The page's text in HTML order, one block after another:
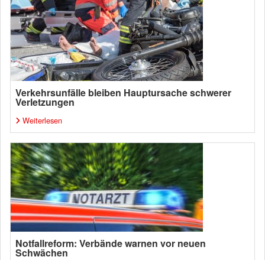
Verkehrsunfälle bleiben Hauptursache schwerer
Verletzungen
Weiterlesen
Notfallreform: Verbände warnen vor neuen
Schwächen